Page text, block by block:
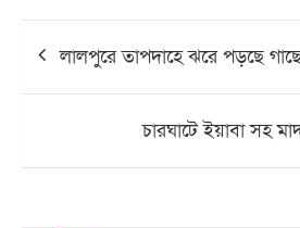
navigation
লালপুরে তাপদাহে ঝরে পড়ছে
চারঘাটে ইয়াবা সহ